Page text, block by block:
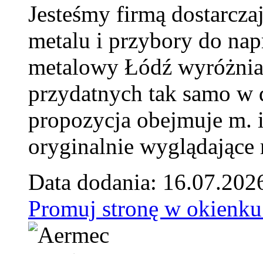
Jesteśmy firmą
metalu i przybory do
metalowy Łódź
przydatnych tak samo w
propozycja obejmuje m.
oryginalnie wyglądające
Data dodania:
Promuj stronę w